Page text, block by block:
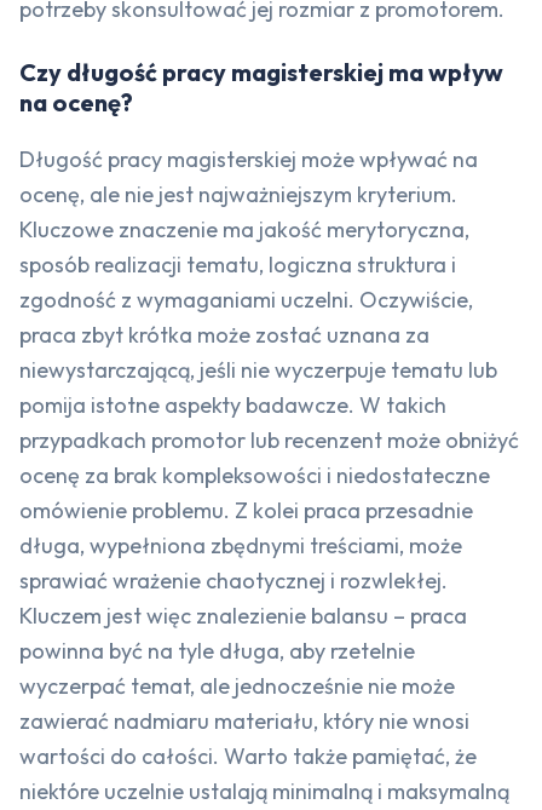
potrzeby skonsultować jej rozmiar z promotorem.
Czy długość pracy magisterskiej ma wpływ
na ocenę?
Długość pracy magisterskiej może wpływać na
ocenę, ale nie jest najważniejszym kryterium.
Kluczowe znaczenie ma jakość merytoryczna,
sposób realizacji tematu, logiczna struktura i
zgodność z wymaganiami uczelni. Oczywiście,
praca zbyt krótka może zostać uznana za
niewystarczającą, jeśli nie wyczerpuje tematu lub
pomija istotne aspekty badawcze. W takich
przypadkach promotor lub recenzent może obniżyć
ocenę za brak kompleksowości i niedostateczne
omówienie problemu. Z kolei praca przesadnie
długa, wypełniona zbędnymi treściami, może
sprawiać wrażenie chaotycznej i rozwlekłej.
Kluczem jest więc znalezienie balansu – praca
powinna być na tyle długa, aby rzetelnie
wyczerpać temat, ale jednocześnie nie może
zawierać nadmiaru materiału, który nie wnosi
wartości do całości. Warto także pamiętać, że
niektóre uczelnie ustalają minimalną i maksymalną